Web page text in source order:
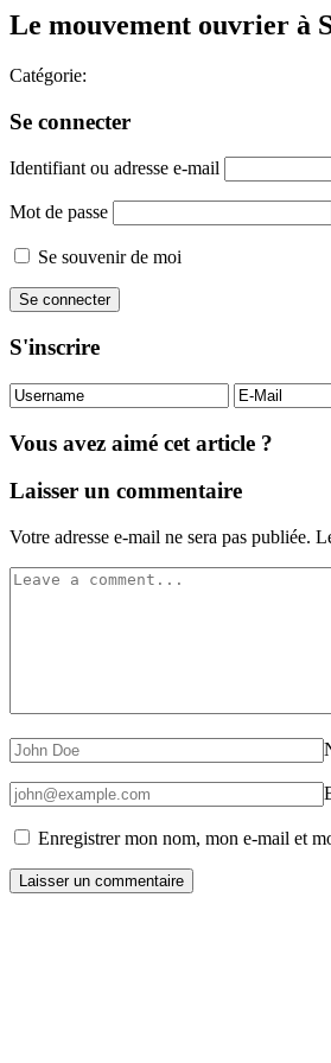
Le mouvement ouvrier à
Catégorie:
Se connecter
Identifiant ou adresse e-mail
Mot de passe
Se souvenir de moi
S'inscrire
Vous avez aimé cet article ?
Laisser un commentaire
Votre adresse e-mail ne sera pas publiée.
Enregistrer mon nom, mon e-mail et